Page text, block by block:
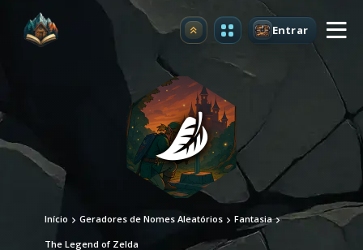
Atualizar Entrar
Início Geradores de Nomes Aleatórios Fantasia
The Legend of Zelda